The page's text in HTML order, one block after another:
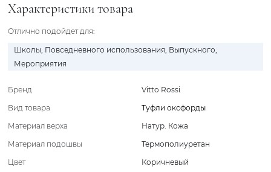
Характеристики товара
Отлично подойдет для:
Школы, Повседневного использования, Выпускного,
Мероприятия
Бренд
Vitto Rossi
Вид товара
Туфли оксфорды
Материал верха
Натур. Кожа
Материал подошвы
Термополиуретан
Цвет
Коричневый